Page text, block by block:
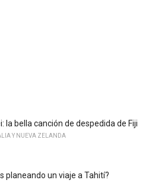
la bella canción de despedida de Fiji
Y NUEVA ZELANDA
planeando un viaje a Tahití?